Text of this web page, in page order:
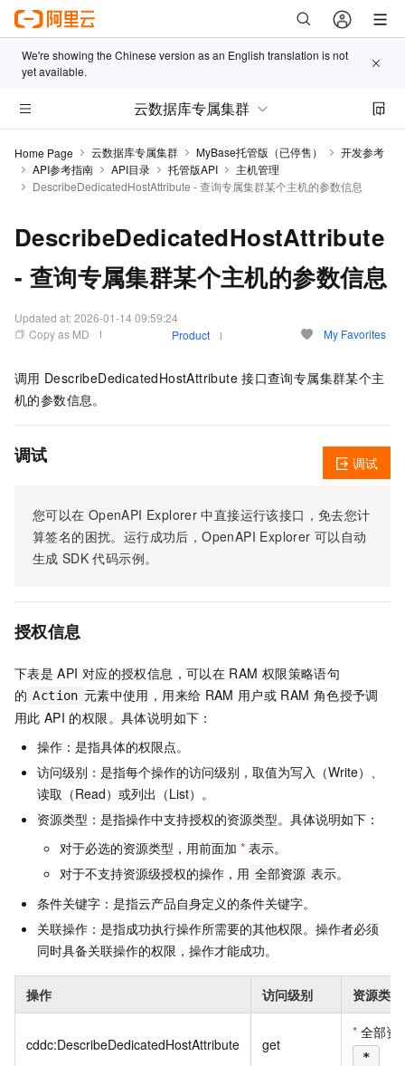
We're showing the Chinese version as an English translation is not
yet available.
云数据库专属集群
Home Page 云数据库专属集群 MyBase托管版（已停售）
开发参考
API参考指南
API目录 托管版API
主机管理
DescribeDedicatedHostAttribute - 查询专属集群某个主机的参数信息
DescribeDedicatedHostAttribute
- 查询专属集群某个主机的参数信息
Updated at:2026-01-14 09:59:24
Copy as MD
Product My Favorites
调用 DescribeDedicatedHostAttribute 接口查询专属集群某个主
机的参数信息。
调试
您可以在 OpenAPI Explorer 中直接运行该接口，免去您计
算签名的困扰。运行成功后，OpenAPI Explorer 可以自动
生成 SDK 代码示例。
调试
授权信息
下表是 API 对应的授权信息，可以在 RAM 权限策略语句
的 Action 元素中使用，用来给 RAM 用户或 RAM 角色授予调
用此 API 的权限。具体说明如下：
操作：是指具体的权限点。
访问级别：是指每个操作的访问级别，取值为写入（Write）、
读取（Read）或列出（List）。
资源类型：是指操作中支持授权的资源类型。具体说明如下：
对于必选的资源类型，用前面加 * 表示。
对于不支持资源级授权的操作，用 全部资源 表示。
条件关键字：是指云产品自身定义的条件关键字。
关联操作：是指成功执行操作所需要的其他权限。操作者必须
同时具备关联操作的权限，操作才能成功。
操作 访问级别 资源类型
cddc:DescribeDedicatedHostAttribute get
* 全部资
*